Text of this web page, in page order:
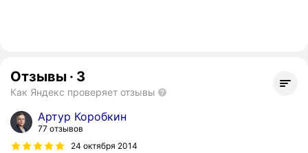
Отзывы · 3
Как Яндекс проверяет отзывы
Артур Коробкин
77 отзывов
24 октября 2014